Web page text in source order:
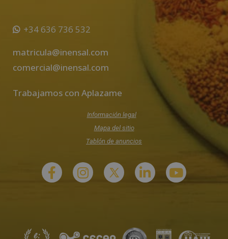
+34 636 736 532
matricula@inensal.com
comercial@inensal.com
Trabajamos con Aplazame
Información legal
Mapa del sitio
Tablón de anuncios